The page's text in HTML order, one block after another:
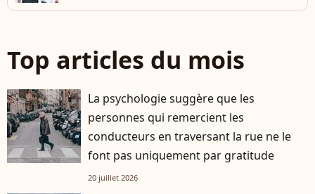
Top articles du mois
La psychologie suggère que les
personnes qui remercient les
conducteurs en traversant la rue ne le
font pas uniquement par gratitude
20 juillet 2026